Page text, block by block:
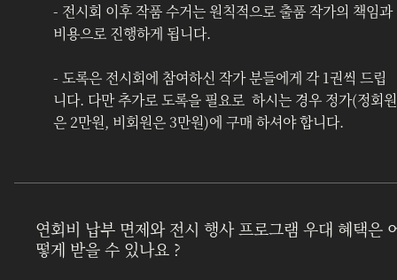
- 전시회 이후 작품 수거는 원칙적으로 출품 작가의 책임과
비용으로 진행하게 됩니다.
- 도록은 전시회에 참여하신 작가 분들에게 각 1권씩 드립
니다. 다만 추가로 도록을 필요로  하시는 경우 정가(정회원
은 2만원, 비회원은 3만원)에 구매 하셔야 합니다.
연회비 납부 면제와 전시 행사 프로그램 우대 혜택은
떻게 받을 수 있나요 ?